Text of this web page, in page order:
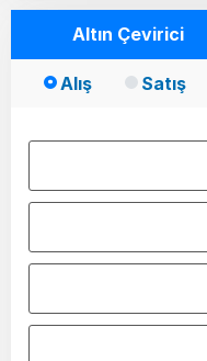
Altın Çevirici
Alış Satış